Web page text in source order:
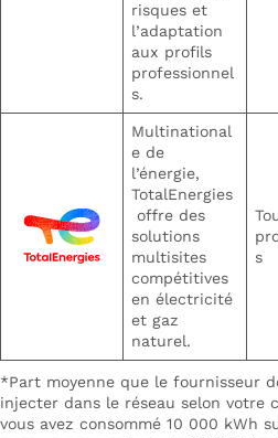
risques et
l’adaptation
aux profils
professionnel
s.
Multinational
e de
l’énergie,
TotalEnergies
offre des
solutions
multisites
compétitives
en électricité
et gaz
naturel.
s
*Part moyenne que le fournisseur
injecter dans le réseau selon votre
vous avez consommé 10 000 kWh